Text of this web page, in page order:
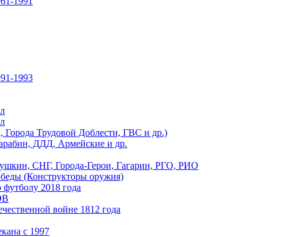
1993
Города Трудовой Доблести, ГВС и др.)
ДДД, Армейские и др.
СНГ, Города-Герои, Гагарин, РГО, РИО
(Конструкторы оружия)
2018 года
войне 1812 года
с 1997